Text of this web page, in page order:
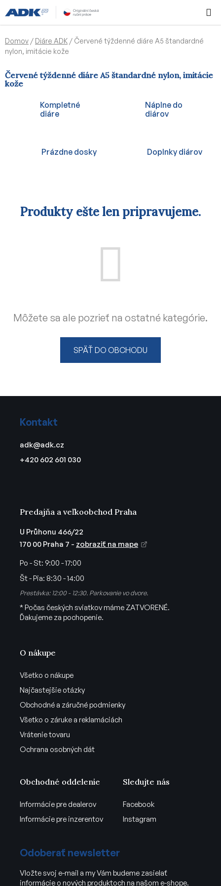
na
obsah
KOŠÍK
Domov / Diáre ADK / Červené týždenné diáre A5 štandardné
nylon, imitácie kože
Červené týždenné diáre A5 štandardné nylon, imitácie
kože
Kompletné
diáre
Náplne do
diárov
Prázdne dosky Doplnky diárov
Produkty ešte len pripravujeme.
Môžete sa ale pozrieť na ostatné kategórie.
SPÄŤ DO OBCHODU
Kontakt
adk@adk.cz
+420 602 601 030
O nákupe
Všetko o nákupe
Najčastejšie otázky
Obchodné a záručné podmienky
Všetko o záruke a reklamáciách
Vrátenie tovaru
Ochrana osobných dát
Predajňa a veľkoobchod Praha
U Průhonu 466/22
170 00 Praha 7 - zobraziť na mape
Po - St: 9:00 - 17:00
Št - Pia: 8:30 - 14:00
Prestávka: 12:00 - 12:30. Parkovanie vo dvore.
* Počas českých sviatkov máme ZATVORENÉ.
Ďakujeme za pochopenie.
Obchodné oddelenie
Informácie pre dealerov
Informácie pre inzerentov
Sledujte nás
Facebook
Instagram
Odoberať newsletter
Vložte svoj e-mail a my Vám budeme zasielať
informácie o nových produktoch na našom e-shope.